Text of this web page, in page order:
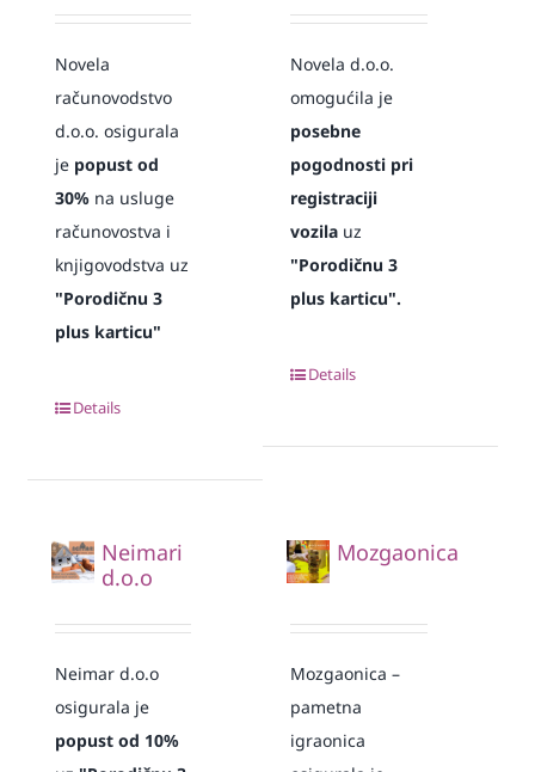
Novela
računovodstvo
d.o.o. osigurala
je popust od
30%na usluge
računovostva i
knjigovodstva uz
"Porodičnu 3
plus karticu"
Details
Novela d.o.o.
omogućila je
posebne
pogodnosti pri
registraciji
vozila uz
"Porodičnu 3
plus karticu".
Details
Neimari
d.o.o
Neimar d.o.o
osigurala je
popust od 10%
Mozgaonica
Mozgaonica –
pametna
igraonica